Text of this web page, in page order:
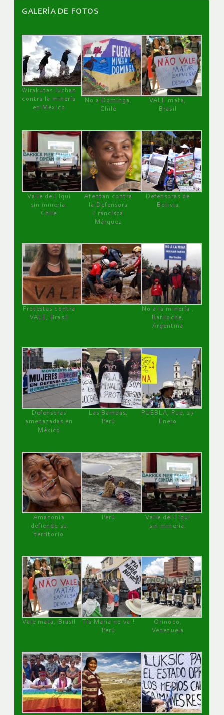
GALERÌA DE FOTOS
Wirakutas luchan
contra la minería
en México
No a Dominga,
Chile
VALE mata,
Brasil
Valle de Elqui
sin minería.
Chile
Atentan contra
la Defensora
Francisca
Márquez
Defensoras de
Bolivia
Protestas contra
VALE, Brasil
No a la minería ,
Bariloche,
Argentina
Defensoras
amenazadas en
México
Las Bambas,
Perú
PUEBLA, Pue, 27
Enero
Amazonía
defiende su
territorio
Perú
Valle del Elqui
sin minería.
Vale mata, Brasil
Tía María no va !
Perú
Orinoco,
Venezuela